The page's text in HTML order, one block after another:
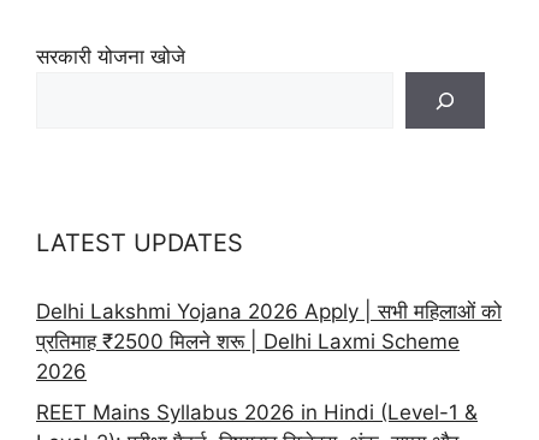
सरकारी योजना खोजे
LATEST UPDATES
Delhi Lakshmi Yojana 2026 Apply | सभी महिलाओं को
प्रतिमाह ₹2500 मिलने शरू | Delhi Laxmi Scheme
2026
REET Mains Syllabus 2026 in Hindi (Level-1 &